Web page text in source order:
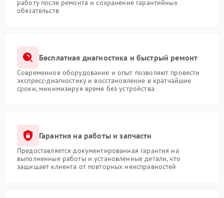
работу после ремонта и сохранение гарантийных
обязательств
Бесплатная диагностика и быстрый ремонт
Современное оборудование и опыт позволяют провести
экспресс-диагностику и восстановление в кратчайшие
сроки, минимизируя время без устройства
Гарантия на работы и запчасти
Предоставляется документированная гарантия на
выполненные работы и установленные детали, что
защищает клиента от повторных неисправностей